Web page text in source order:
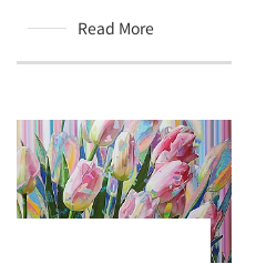
Read More